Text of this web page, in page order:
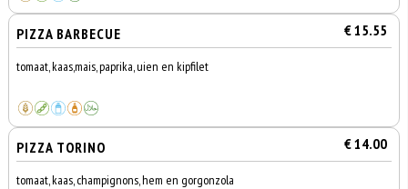
PIZZA BARBECUE € 15.55
tomaat, kaas,mais, paprika, uien en kipfilet
PIZZA TORINO € 14.00
tomaat, kaas, champignons, hem en gorgonzola